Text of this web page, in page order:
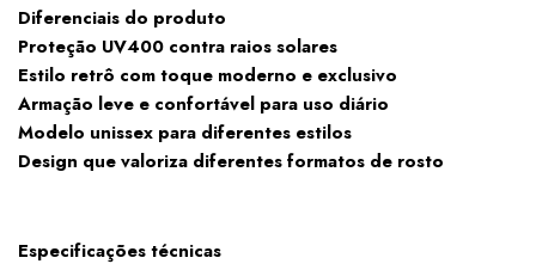
Diferenciais do produto
Proteção UV400 contra raios solares
Estilo retrô com toque moderno e exclusivo
Armação leve e confortável para uso diário
Modelo unissex para diferentes estilos
Design que valoriza diferentes formatos de rosto
Especificações técnicas